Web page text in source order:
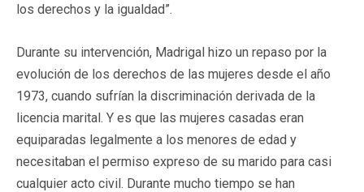
los derechos y la igualdad”.
Durante su intervención, Madrigal hizo un repaso por la
evolución de los derechos de las mujeres desde el año
1973, cuando sufrían la discriminación derivada de la
licencia marital. Y es que las mujeres casadas eran
equiparadas legalmente a los menores de edad y
necesitaban el permiso expreso de su marido para casi
cualquier acto civil. Durante mucho tiempo se han